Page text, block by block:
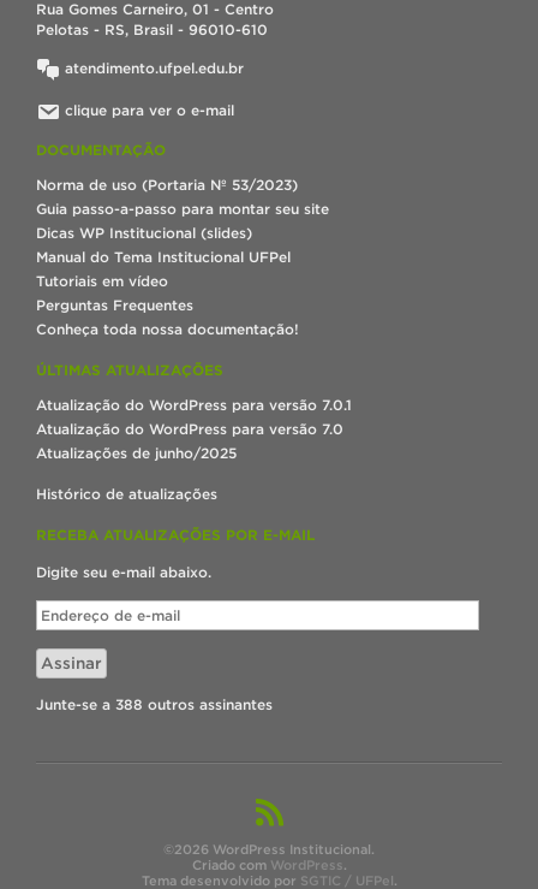
Rua Gomes Carneiro, 01 - Centro
Pelotas - RS, Brasil - 96010-610
atendimento.ufpel.edu.br
clique para ver o e-mail
DOCUMENTAÇÃO
Norma de uso (Portaria Nº 53/2023)
Guia passo-a-passo para montar seu site
Dicas WP Institucional (slides)
Manual do Tema Institucional UFPel
Tutoriais em vídeo
Perguntas Frequentes
Conheça toda nossa documentação!
ÚLTIMAS ATUALIZAÇÕES
Atualização do WordPress para versão 7.0.1
Atualização do WordPress para versão 7.0
Atualizações de junho/2025
Histórico de atualizações
RECEBA ATUALIZAÇÕES POR E-MAIL
Digite seu e-mail abaixo.
Endereço
de
e-
mail
Assinar
Junte-se a 388 outros assinantes
©2026 WordPress Institucional.
Criado com WordPress.
Tema desenvolvido por SGTIC / UFPel.